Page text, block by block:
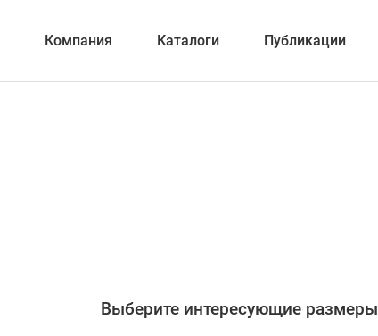
Компания Каталоги Публикации
Выберите интересующие размеры